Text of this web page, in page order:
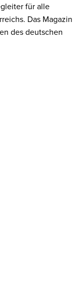
für alle
Das Magazin
des deutschen